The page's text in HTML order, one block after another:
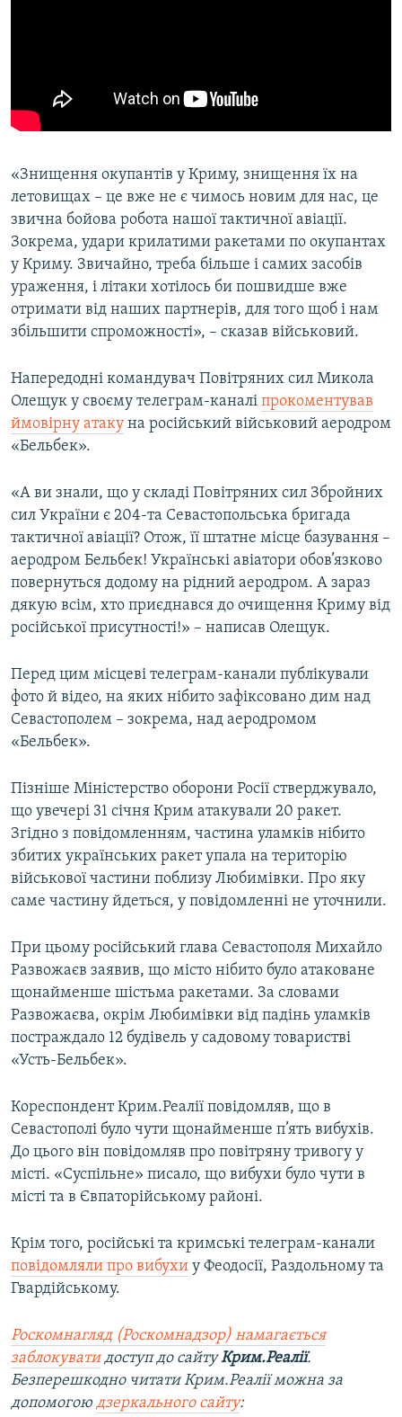
«Знищення окупантів у Криму, знищення їх на
летовищах – це вже не є чимось новим для нас, це
звична бойова робота нашої тактичної авіації.
Зокрема, удари крилатими ракетами по окупантах
у Криму. Звичайно, треба більше і самих засобів
ураження, і літаки хотілось би пошвидше вже
отримати від наших партнерів, для того щоб і нам
збільшити спроможності», – сказав військовий.
Напередодні командувач Повітряних сил Микола
Олещук у своєму телеграм-каналі прокоментував
ймовірну атаку на російський військовий аеродром
«Бельбек».
«А ви знали, що у складі Повітряних сил Збройних
сил України є 204-та Севастопольська бригада
тактичної авіації? Отож, її штатне місце базування –
аеродром Бельбек! Українські авіатори обов’язково
повернуться додому на рідний аеродром. А зараз
дякую всім, хто приєднався до очищення Криму від
російської присутності!» – написав Олещук.
Перед цим місцеві телеграм-канали публікували
фото й відео, на яких нібито зафіксовано дим над
Севастополем – зокрема, над аеродромом
«Бельбек».
Пізніше Міністерство оборони Росії стверджувало,
що увечері 31 січня Крим атакували 20 ракет.
Згідно з повідомленням, частина уламків нібито
збитих українських ракет упала на територію
військової частини поблизу Любимівки. Про яку
саме частину йдеться, у повідомленні не уточнили.
При цьому російський глава Севастополя Михайло
Развожаєв заявив, що місто нібито було атаковане
щонайменше шістьма ракетами. За словами
Развожаєва, окрім Любимівки від падінь уламків
постраждало 12 будівель у садовому товаристві
«Усть-Бельбек».
Кореспондент Крим.Реалії повідомляв, що в
Севастополі було чути щонайменше п’ять вибухів.
До цього він повідомляв про повітряну тривогу у
місті. «Суспільне» писало, що вибухи було чути в
місті та в Євпаторійському районі.
Крім того, російські та кримські телеграм-канали
повідомляли про вибухи у Феодосії, Раздольному та
Гвардійському.
Роскомнагляд (Роскомнадзор) намагається
заблокуватидоступ до сайтуКрим.Реалії.
Безперешкодно читати Крим.Реалії можна за
допомогою дзеркального сайту: